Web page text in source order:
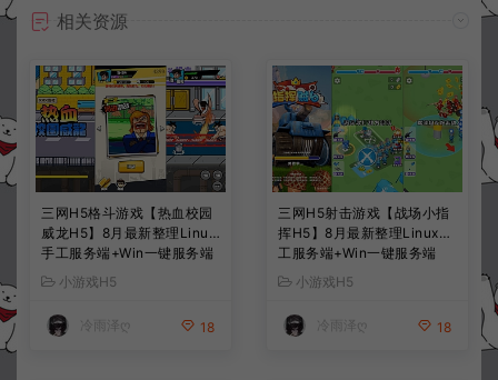
相关资源
三网H5格斗游戏【热血校园
威龙H5】8月最新整理Linux
手工服务端+Win一键服务端
+解压即玩+简易安卓客户端
+详细搭建教程
小游戏H5
冷雨泽ღ 18
三网H5射击游戏【战场小指
挥H5】8月最新整理Linux手
工服务端+Win一键服务端
+解压即玩+简易安卓客户端
+详细搭建教程
小游戏H5
冷雨泽ღ 18